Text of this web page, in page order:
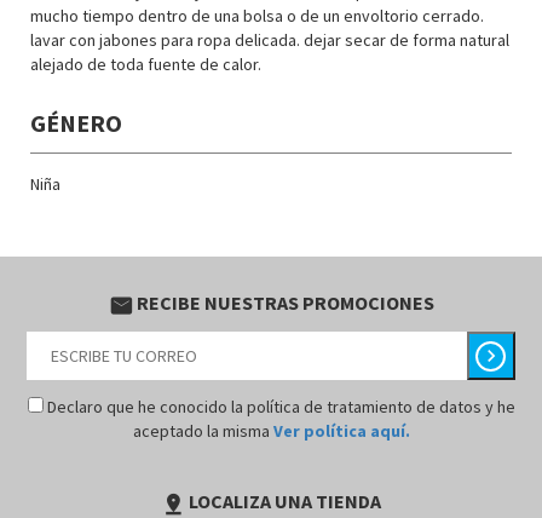
mucho tiempo dentro de una bolsa o de un envoltorio cerrado.
lavar con jabones para ropa delicada. dejar secar de forma natural
alejado de toda fuente de calor.
GÉNERO
Niña
email RECIBE NUESTRAS PROMOCIONES
chevron_right
Declaro que he conocido la política de tratamiento de datos y he
aceptado la misma Ver política aquí.
pin_drop LOCALIZA UNA TIENDA